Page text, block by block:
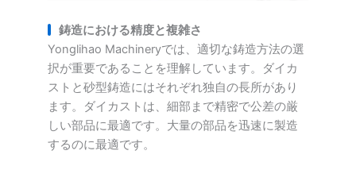
鋳造における精度と複雑さ
Yonglihao Machineryでは、適切な鋳造方法の選
択が重要であることを理解しています。ダイカ
ストと砂型鋳造にはそれぞれ独自の長所があり
ます。ダイカストは、細部まで精密で公差の厳
しい部品に最適です。大量の部品を迅速に製造
するのに最適です。